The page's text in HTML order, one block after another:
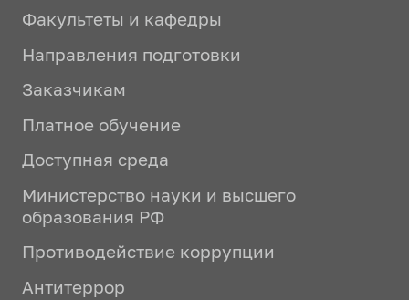
в транспортных,
экспедиторских и
логистических компаниях
в компаниях – операторах
транспортной инфраструктуры
(порты, аэропорты,
железнодорожные и
в страховых компаниях,
специализирующихся на
страховании транспортных
рисков и грузов
Факультеты и кафедры
Направления подготовки
Заказчикам
Платное обучение
Доступная среда
Министерство науки и высшего
образования РФ
Противодействие коррупции
Антитеррор